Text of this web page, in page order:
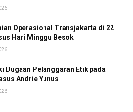
Operasional Transjakarta di 22
Hari Minggu Besok
Dugaan Pelanggaran Etik pada
Andrie Yunus